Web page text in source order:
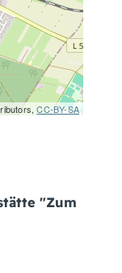
CC-BY-SA
"Zum